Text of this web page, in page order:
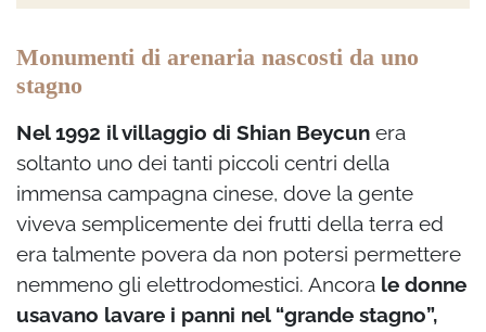
Monumenti di arenaria nascosti da uno
stagno
Nel 1992 il villaggio di Shian Beycun era
soltanto uno dei tanti piccoli centri della
immensa campagna cinese, dove la gente
viveva semplicemente dei frutti della terra ed
era talmente povera da non potersi permettere
nemmeno gli elettrodomestici. Ancora le donne
usavano lavare i panni nel “grande stagno”,